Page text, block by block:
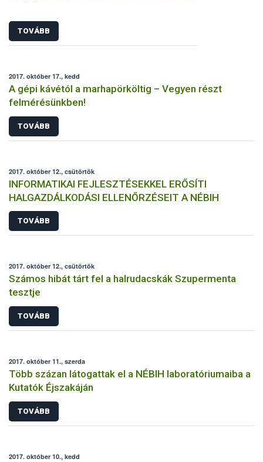
TOVÁBB
2017. október 17., kedd
A gépi kávétól a marhapörköltig – Vegyen részt
felmérésünkben!
TOVÁBB
2017. október 12., csütörtök
INFORMATIKAI FEJLESZTÉSEKKEL ERŐSÍTI
HALGAZDÁLKODÁSI ELLENŐRZÉSEIT A NÉBIH
TOVÁBB
2017. október 12., csütörtök
Számos hibát tárt fel a halrudacskák Szupermenta
tesztje
TOVÁBB
2017. október 11., szerda
Több százan látogattak el a NÉBIH laboratóriumaiba a
Kutatók Éjszakáján
TOVÁBB
2017. október 10., kedd